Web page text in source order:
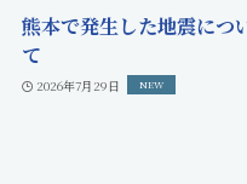
熊本で発生した地震につ
て
2026年7月29日